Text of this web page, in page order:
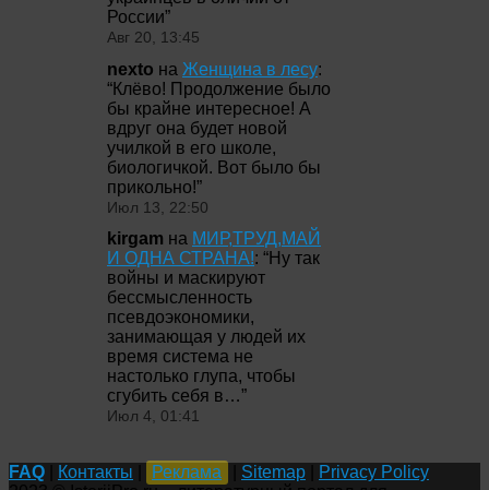
России”
Авг 20, 13:45
nexto на Женщина в лесу:
“Клёво! Продолжение было
бы крайне интересное! А
вдруг она будет новой
училкой в его школе,
биологичкой. Вот было бы
прикольно!”
Июл 13, 22:50
kirgam на МИР,ТРУД,МАЙ
И ОДНА СТРАНА!: “Ну так
войны и маскируют
бессмысленность
псевдоэкономики,
занимающая у людей их
время система не
настолько глупа, чтобы
сгубить себя в…”
Июл 4, 01:41
FAQ Контакты Реклама Sitemap
Privacy Policy